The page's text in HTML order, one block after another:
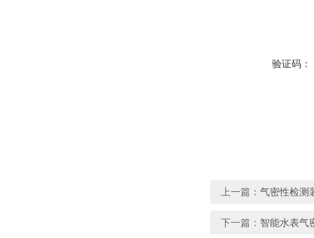
验证码：
上一篇： 气密性检测
下一篇： 智能水表气